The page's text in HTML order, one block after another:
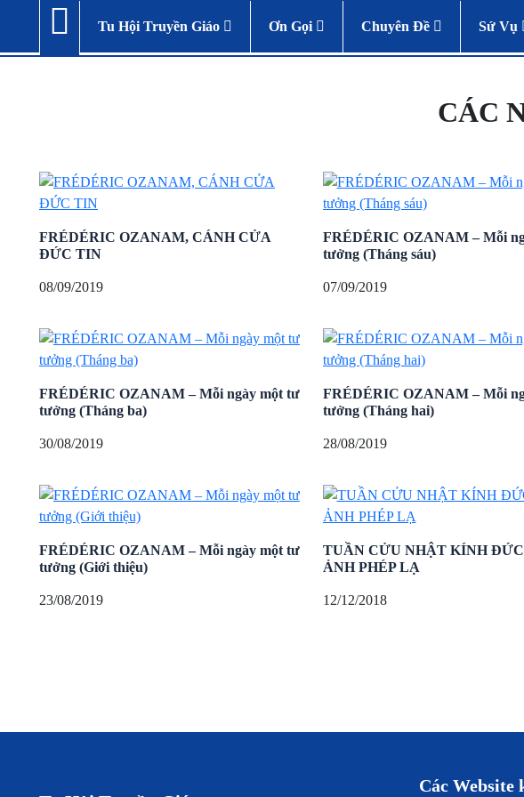
Tu Hội Truyền Giáo Ơn Gọi Chuyên Đề Sứ Vụ
CÁC
FRÉDÉRIC OZANAM, CÁNH CỬA
ĐỨC TIN
08/09/2019
FRÉDÉRIC OZANAM – Mỗi
tưởng (Tháng sáu)
07/09/2019
FRÉDÉRIC OZANAM – Mỗi ngày một tư
tưởng (Tháng ba)
30/08/2019
FRÉDÉRIC OZANAM – Mỗi
tưởng (Tháng hai)
28/08/2019
FRÉDÉRIC OZANAM – Mỗi ngày một tư
tưởng (Giới thiệu)
23/08/2019
TUẦN CỬU NHẬT KÍNH
ẢNH PHÉP LẠ
12/12/2018
Các Website